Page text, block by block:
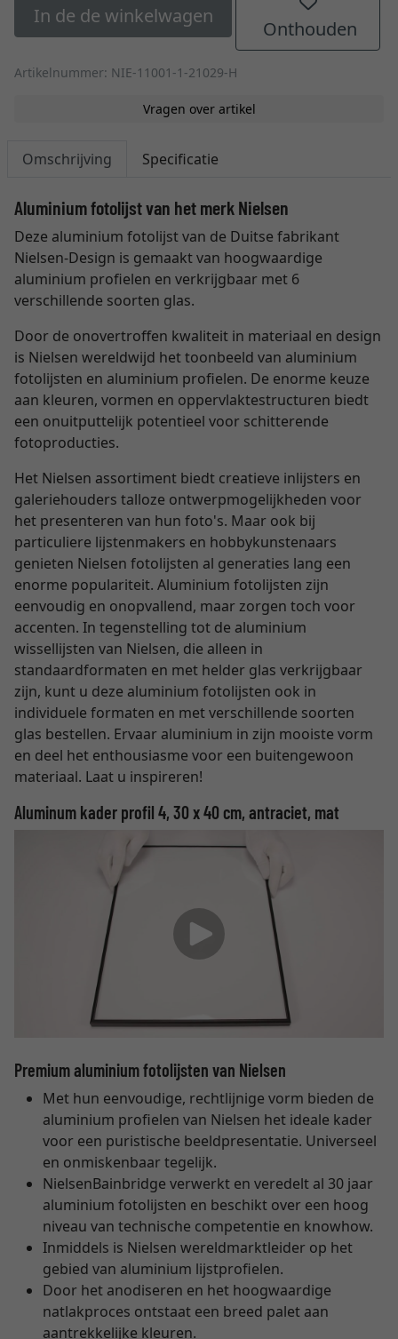
In de de winkelwagen
Onthouden
Artikelnummer: NIE-11001-1-21029-H
Vragen over artikel
Omschrijving Specificatie
Aluminium fotolijst van het merk Nielsen
Deze aluminium fotolijst van de Duitse fabrikant
Nielsen-Design is gemaakt van hoogwaardige
aluminium profielen en verkrijgbaar met 6
verschillende soorten glas.
Door de onovertroffen kwaliteit in materiaal en design
is Nielsen wereldwijd het toonbeeld van aluminium
fotolijsten en aluminium profielen. De enorme keuze
aan kleuren, vormen en oppervlaktestructuren biedt
een onuitputtelijk potentieel voor schitterende
fotoproducties.
Het Nielsen assortiment biedt creatieve inlijsters en
galeriehouders talloze ontwerpmogelijkheden voor
het presenteren van hun foto's. Maar ook bij
particuliere lijstenmakers en hobbykunstenaars
genieten Nielsen fotolijsten al generaties lang een
enorme populariteit. Aluminium fotolijsten zijn
eenvoudig en onopvallend, maar zorgen toch voor
accenten. In tegenstelling tot de aluminium
wissellijsten van Nielsen, die alleen in
standaardformaten en met helder glas verkrijgbaar
zijn, kunt u deze aluminium fotolijsten ook in
individuele formaten en met verschillende soorten
glas bestellen. Ervaar aluminium in zijn mooiste vorm
en deel het enthousiasme voor een buitengewoon
materiaal. Laat u inspireren!
Aluminum kader profil 4, 30 x 40 cm, antraciet, mat
Premium aluminium fotolijsten van Nielsen
Met hun eenvoudige, rechtlijnige vorm bieden de
aluminium profielen van Nielsen het ideale kader
voor een puristische beeldpresentatie. Universeel
en onmiskenbaar tegelijk.
NielsenBainbridge verwerkt en veredelt al 30 jaar
aluminium fotolijsten en beschikt over een hoog
niveau van technische competentie en knowhow.
Inmiddels is Nielsen wereldmarktleider op het
gebied van aluminium lijstprofielen.
Door het anodiseren en het hoogwaardige
natlakproces ontstaat een breed palet aan
aantrekkelijke kleuren.